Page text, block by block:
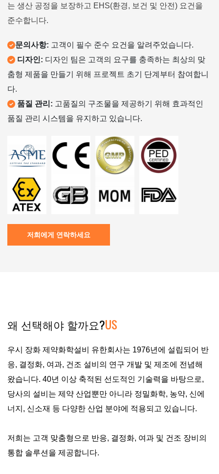
는 생산 공정을 보장하고 EHS(환경, 보건 및 안전) 요건을
준수합니다.
문의사항: 고객이 필수 준수 요건을 알려주었습니다.
디자인: 디자인 팀은 고객의 요구를 충족하는 최상의 맞
춤형 제품을 만들기 위해 프로젝트 초기 단계부터 참여합니
다.
품질 관리: 고품질의 구조물을 제공하기 위해 효과적인
품질 관리 시스템을 유지하고 있습니다.
저희에게 연락하세요
왜 선택해야 할까요?US
우시 장화 제약화학설비 유한회사는 1976년에 설립되어 반
응, 결정화, 여과, 건조 설비의 연구 개발 및 제조에 전념해
왔습니다. 40년 이상 축적된 선도적인 기술력을 바탕으로,
당사의 설비는 제약 산업뿐만 아니라 정밀화학, 농약, 신에
너지, 신소재 등 다양한 산업 분야에 적용되고 있습니다.
저희는 고객 맞춤형으로 반응, 결정화, 여과 및 건조 장비의
통합 솔루션을 제공합니다.